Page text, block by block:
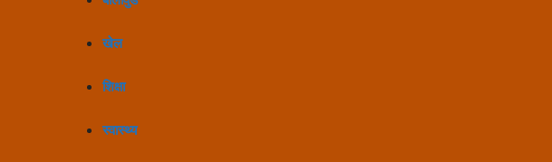
खेल
शिक्षा
स्वास्थ्य